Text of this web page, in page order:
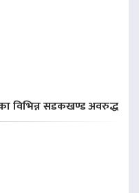
विभिन्न सडकखण्ड अवरुद्ध